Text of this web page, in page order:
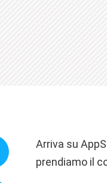
Arriva su
prendiamo il